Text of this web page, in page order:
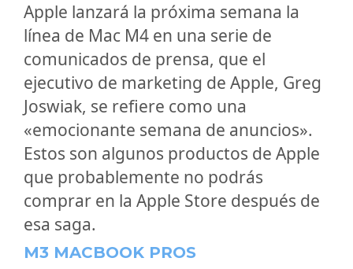
Apple lanzará la próxima semana la
línea de Mac M4 en una serie de
comunicados de prensa, que el
ejecutivo de marketing de Apple, Greg
Joswiak, se refiere como una
«emocionante semana de anuncios».
Estos son algunos productos de Apple
que probablemente no podrás
comprar en la Apple Store después de
esa saga.
M3 MACBOOK PROS